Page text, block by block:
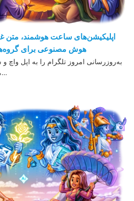
اپلیکیشن‌های ساعت هوشمند، متن
هوش مصنوعی برای
به‌روزرسانی امروز تلگرام را به اپل واچ
می‌آورد، متن غنی فوق‌العاده…